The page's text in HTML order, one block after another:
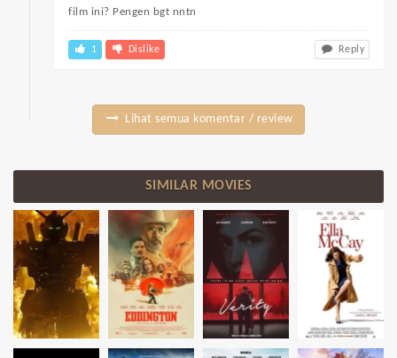
film ini? Pengen bgt nntn
1 Dislike Reply
Lihat semua komentar / review
SIMILAR MOVIES